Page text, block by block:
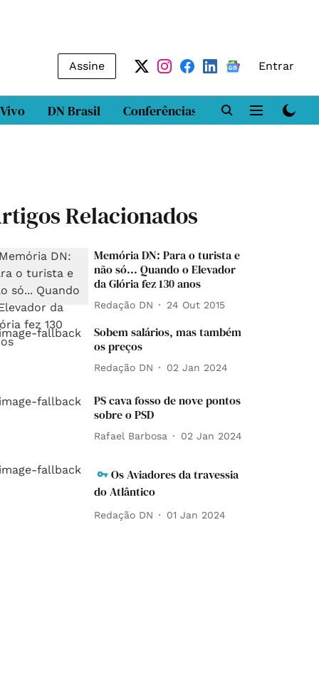
Assine Entrar
DN Brasil Conferências DN LAB
Relacionados
Memória DN: Para o turista e
não só... Quando o Elevador
da Glória fez 130 anos
Redação DN 24 Out 2015
Sobem salários, mas também
os preços
Redação DN 02 Jan 2024
PS cava fosso de nove pontos
sobre o PSD
Rafael Barbosa 02 Jan 2024
Os Aviadores da travessia
do Atlântico
Redação DN 01 Jan 2024